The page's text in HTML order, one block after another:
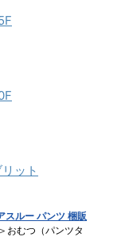
ット